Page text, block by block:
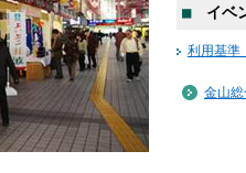
■イベン
利用基準
金山